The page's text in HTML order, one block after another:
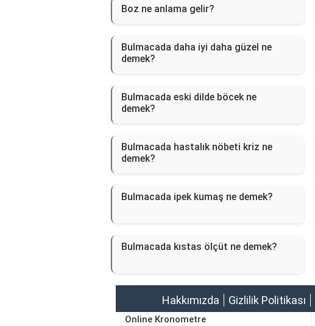
Boz ne anlama gelir?
Bulmacada daha iyi daha güzel ne
demek?
Bulmacada eski dilde böcek ne
demek?
Bulmacada hastalık nöbeti kriz ne
demek?
Bulmacada ipek kumaş ne demek?
Bulmacada kıstas ölçüt ne demek?
Hakkımızda Gizlilik Politikası
Online Kronometre